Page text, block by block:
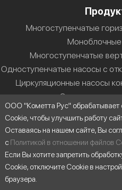
Многоступенчатые
Многоступенчатые
Одноступенчатые насосы с
Циркуляционные насосы
Кометта
Кометта
Кометта
Кометта
Кометта
ООО "Кометта Рус" обрабатывает
Cookie, чтобы улучшить работу
Оставаясь на нашем сайте, Вы
с Политикой в отношении файлов
Если Вы хотите запретить
Cookie, отключите Cookie в
браузера.